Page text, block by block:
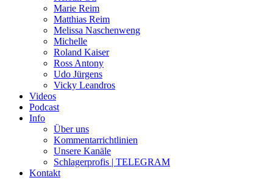
Marie Reim
Matthias Reim
Melissa Naschenweng
Michelle
Roland Kaiser
Ross Antony
Udo Jürgens
Vicky Leandros
Videos
Podcast
Info
Über uns
Kommentarrichtlinien
Unsere Kanäle
Schlagerprofis | TELEGRAM
Kontakt